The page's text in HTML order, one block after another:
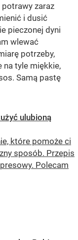
zaraz
i dusić
pieczonej dyni
wlewać
potrzeby,
na tyle miękkie,
Samą pastę
ulubioną
które pomoże ci
sposób. Przepis
Polecam